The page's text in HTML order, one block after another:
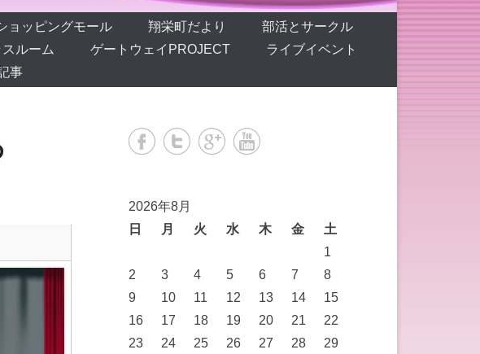
ョッピングモール 翔栄町だより
部活とサークル
ルーム ゲートウェイPROJECT
ライブイベント
事
2026年8月
日
月 火 水 木 金
土
1
2
3 4 5 6 7
8
9
10 11 12 13 14
15
16
17 18 19 20 21
22
23
24 25 26 27 28
29